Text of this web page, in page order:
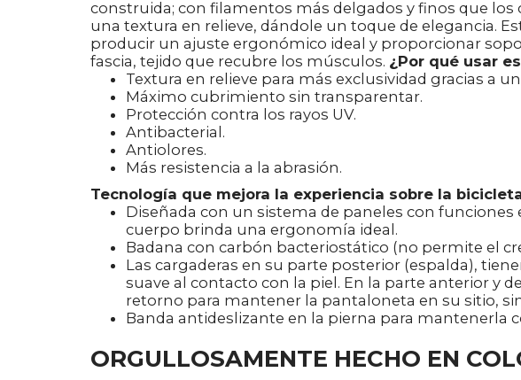
construida; con filamentos más delgados y finos que los
una textura en relieve, dándole un toque de elegancia.
producir un ajuste ergonómico ideal y proporcionar
fascia, tejido que recubre los músculos. ¿Por qué usar
Textura en relieve para más exclusividad gracias a
Máximo cubrimiento sin transparentar.
Protección contra los rayos UV.
Antibacterial.
Antiolores.
Más resistencia a la abrasión.
Tecnología que mejora la experiencia sobre la
Diseñada con un sistema de paneles con
cuerpo brinda una ergonomía ideal.
Badana con carbón bacteriostático (no permite el
Las cargaderas en su parte posterior (espalda),
suave al contacto con la piel. En la parte anterior y
retorno para mantener la pantaloneta en su sitio,
Banda antideslizante en la pierna para mantenerla
ORGULLOSAMENTE HECHO EN